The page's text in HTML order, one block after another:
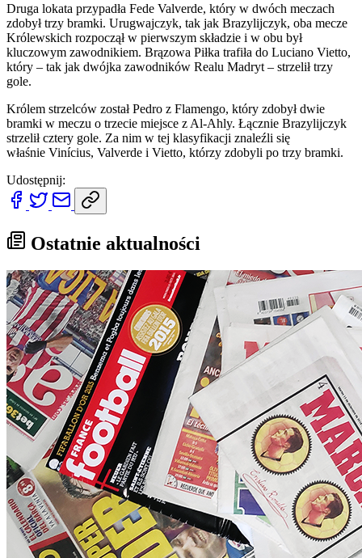
Druga lokata przypadła Fede Valverde, który w dwóch meczach
zdobył trzy bramki. Urugwajczyk, tak jak Brazylijczyk, oba mecze
Królewskich rozpoczął w pierwszym składzie i w obu był
kluczowym zawodnikiem. Brązowa Piłka trafiła do Luciano Vietto,
który – tak jak dwójka zawodników Realu Madryt – strzelił trzy
gole.
Królem strzelców został Pedro z Flamengo, który zdobył dwie
bramki w meczu o trzecie miejsce z Al-Ahly. Łącznie Brazylijczyk
strzelił cztery gole. Za nim w tej klasyfikacji znaleźli się
właśnie Vinícius, Valverde i Vietto, którzy zdobyli po trzy bramki.
Udostępnij:
Ostatnie aktualności